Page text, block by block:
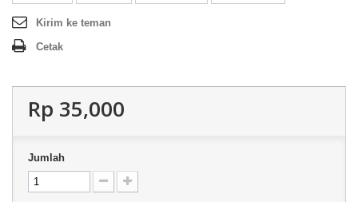
Kirim ke teman
Cetak
Rp‎ 35,000
Jumlah